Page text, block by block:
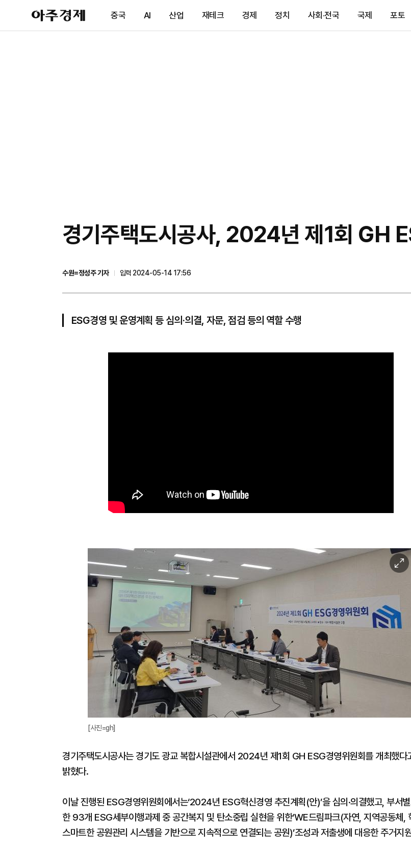
아
주
제
중국 AI 산업 재테크 경제 정치 사회·전국 국제 포토
경기주택도시공사, 2024년 제1회 GH
수원=정성주 기자
입력 2024-05-14 17:56
ESG경영 및 운영계획 등 심의·의결, 자문, 점검 등의 역할 수행
이
미
확
대
[사진=gh]
경기주택도시공사는 경기도 광교 복합시설관에서 2024년 제1회 GH ESG경영위원회를 개최했다
밝혔다.
이날 진행된 ESG경영위원회에서는‘2024년 ESG혁신경영 추진계획(안)’을 심의·의결했고, 부서
한 93개 ESG세부이행과제 중 공간복지 및 탄소중립 실현을 위한‘WE드림파크(자연, 지역공동체,
스마트한 공원관리 시스템을 기반으로 지속적으로 연결되는 공원)’조성과 저출생에 대응한 주거지